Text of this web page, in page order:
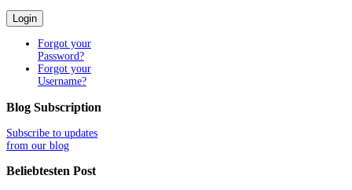
Forgot your
Password?
Forgot your
Username?
Blog Subscription
Subscribe to updates
from our blog
Beliebtesten Post